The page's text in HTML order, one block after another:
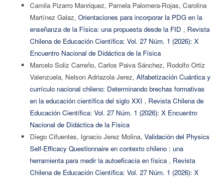
Camila Pizarro Manriquez, Pamela Palomera-Rojas, Carolina
Martínez Galaz, Orientaciones para incorporar la PDG en la
enseñanza de la Física: una propuesta desde la FID , Revista
Chilena de Educación Científica: Vol. 27 Núm. 1 (2026): X
Encuentro Nacional de Didáctica de la Física
Marcelo Soliz Carreño, Carlos Paiva Sánchez, Rodolfo Ortiz
Valenzuela, Nelson Adriazola Jerez, Alfabetización Cuántica y
currículo nacional chileno: Determinando brechas formativas
en la educación científica del siglo XXI , Revista Chilena de
Educación Científica: Vol. 27 Núm. 1 (2026): X Encuentro
Nacional de Didáctica de la Física
Diego Cifuentes, Ignacio Jerez Molina, Validación del Physics
Self-Efficacy Questionnaire en contexto chileno : una
herramienta para medir la autoeficacia en física , Revista
Chilena de Educación Científica: Vol. 27 Núm. 1 (2026): X